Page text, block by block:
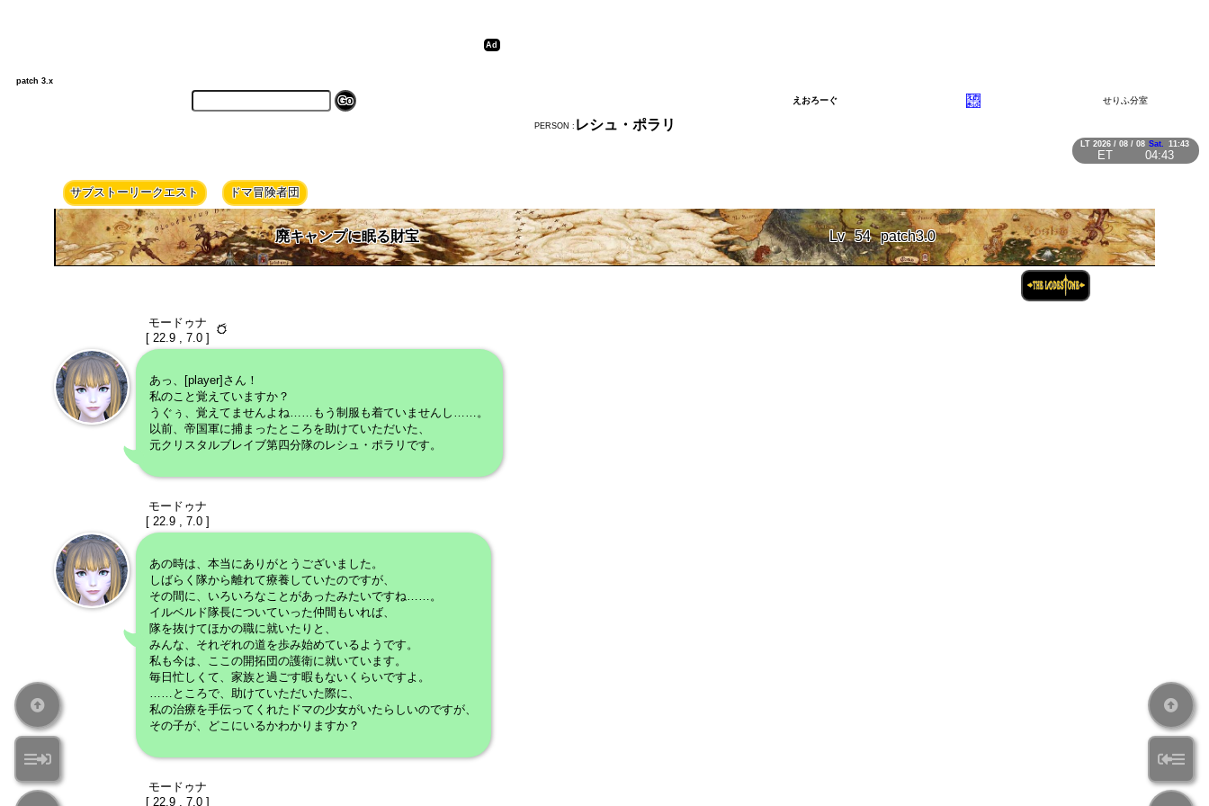
LT 2026 / 08 / 08 Sat. 11:43
ET 04:43
えおろーぐ せりふ分室
PERSON : レシュ・ポラリ
patch 3.x
サブストーリークエスト ドマ冒険者団
廃キャンプに眠る財宝 Lv 54 patch3.0
モードゥナ
[ 22.9 , 7.0 ]
あっ、[player]さん！
私のこと覚えていますか？
うぐぅ、覚えてませんよね……もう制服も着ていませんし……。
以前、帝国軍に捕まったところを助けていただいた、
元クリスタルブレイブ第四分隊のレシュ・ポラリです。
モードゥナ
[ 22.9 , 7.0 ]
あの時は、本当にありがとうございました。
しばらく隊から離れて療養していたのですが、
その間に、いろいろなことがあったみたいですね……。
イルベルド隊長についていった仲間もいれば、
隊を抜けてほかの職に就いたりと、
みんな、それぞれの道を歩み始めているようです。
私も今は、ここの開拓団の護衛に就いています。
毎日忙しくて、家族と過ごす暇もないくらいですよ。
……ところで、助けていただいた際に、
私の治療を手伝ってくれたドマの少女がいたらしいのですが、
その子が、どこにいるかわかりますか？
モードゥナ
[ 22.9 , 7.0 ]